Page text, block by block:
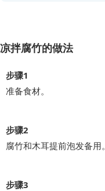
凉拌腐竹的做法
步骤1
准备食材。
步骤2
腐竹和木耳提前泡发备用。
步骤3